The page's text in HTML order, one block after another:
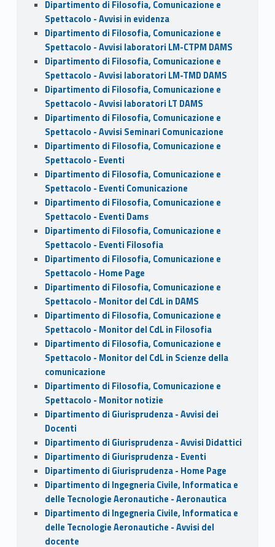
Dipartimento di Filosofia, Comunicazione e
Spettacolo - Avvisi in evidenza
Dipartimento di Filosofia, Comunicazione e
Spettacolo - Avvisi laboratori LM-CTPM DAMS
Dipartimento di Filosofia, Comunicazione e
Spettacolo - Avvisi laboratori LM-TMD DAMS
Dipartimento di Filosofia, Comunicazione e
Spettacolo - Avvisi laboratori LT DAMS
Dipartimento di Filosofia, Comunicazione e
Spettacolo - Avvisi Seminari Comunicazione
Dipartimento di Filosofia, Comunicazione e
Spettacolo - Eventi
Dipartimento di Filosofia, Comunicazione e
Spettacolo - Eventi Comunicazione
Dipartimento di Filosofia, Comunicazione e
Spettacolo - Eventi Dams
Dipartimento di Filosofia, Comunicazione e
Spettacolo - Eventi Filosofia
Dipartimento di Filosofia, Comunicazione e
Spettacolo - Home Page
Dipartimento di Filosofia, Comunicazione e
Spettacolo - Monitor del CdL in DAMS
Dipartimento di Filosofia, Comunicazione e
Spettacolo - Monitor del CdL in Filosofia
Dipartimento di Filosofia, Comunicazione e
Spettacolo - Monitor del CdL in Scienze della
comunicazione
Dipartimento di Filosofia, Comunicazione e
Spettacolo - Monitor notizie
Dipartimento di Giurisprudenza - Avvisi dei
Docenti
Dipartimento di Giurisprudenza - Avvisi Didattici
Dipartimento di Giurisprudenza - Eventi
Dipartimento di Giurisprudenza - Home Page
Dipartimento di Ingegneria Civile, Informatica e
delle Tecnologie Aeronautiche - Aeronautica
Dipartimento di Ingegneria Civile, Informatica e
delle Tecnologie Aeronautiche - Avvisi del
docente